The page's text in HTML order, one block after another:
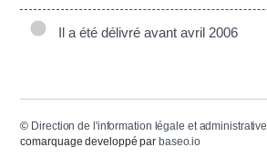
Il a été délivré avant avril 2006
© Direction de l'information légale et administrative
comarquage developpé par baseo.io